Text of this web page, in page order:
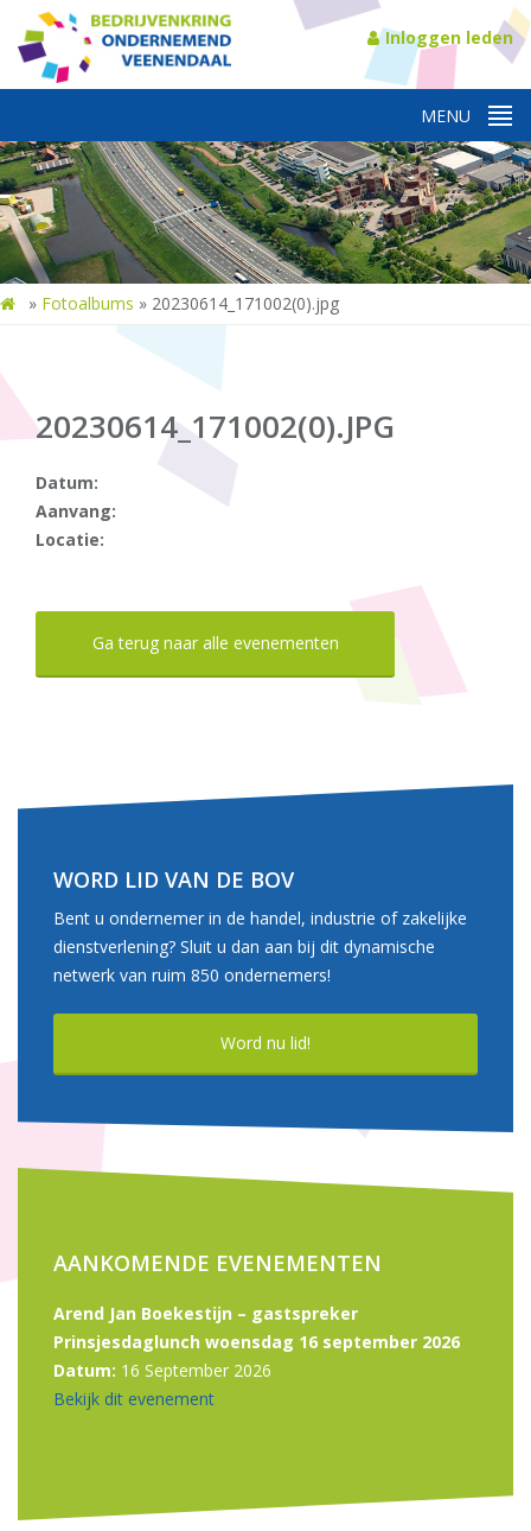
Inloggen leden
» Fotoalbums » 20230614_171002(0).jpg
20230614_171002(0).JPG
Datum:
Aanvang:
Locatie:
Ga terug naar alle evenementen
WORD LID VAN DE BOV
Bent u ondernemer in de handel, industrie of zakelijke
dienstverlening? Sluit u dan aan bij dit dynamische
netwerk van ruim 850 ondernemers!
Word nu lid!
AANKOMENDE EVENEMENTEN
Arend Jan Boekestijn – gastspreker
Prinsjesdaglunch woensdag 16 september 2026
Datum: 16 September 2026
Bekijk dit evenement